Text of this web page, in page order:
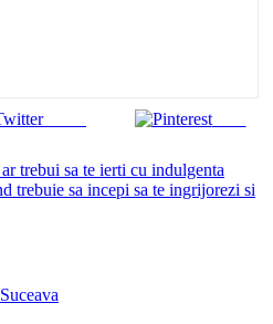
Tweet Save
trebui sa te ierti cu indulgenta
trebuie sa incepi sa te ingrijorezi si